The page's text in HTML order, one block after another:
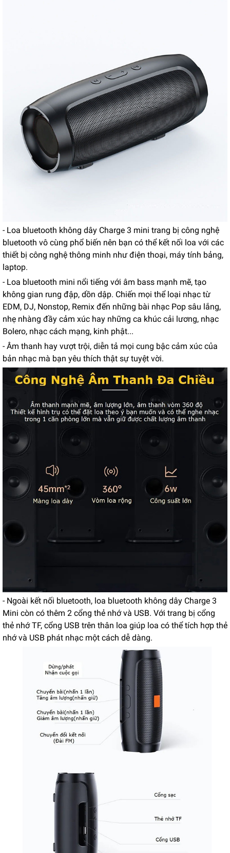
- Loa bluetooth không dây Charge 3 mini trang bị công nghệ
bluetooth vô cùng phổ biến nên bạn có thể kết nối loa với các
thiết bị công nghệ thông minh như điện thoại, máy tính bảng,
laptop.
- Loa bluetooth mini nổi tiếng với âm bass mạnh mẽ, tạo
không gian rung đập, dồn dập. Chiến mọi thể loại nhạc từ
EDM, DJ, Nonstop, Remix đến những bài nhạc Pop sâu lắng,
nhẹ nhàng đầy cảm xúc hay những ca khúc cải lương, nhạc
Bolero, nhạc cách mạng, kinh phật...
- Âm thanh hay vượt trội, diễn tả mọi cung bậc cảm xúc của
bản nhạc mà bạn yêu thích thật sự tuyệt vời.
- Ngoài kết nối bluetooth, loa bluetooth không dây Charge 3
Mini còn có thêm 2 cổng thẻ nhớ và USB. Với trang bị cổng
thẻ nhớ TF, cổng USB trên thân loa giúp loa có thể tích hợp thẻ
nhớ và USB phát nhạc một cách dễ dàng.